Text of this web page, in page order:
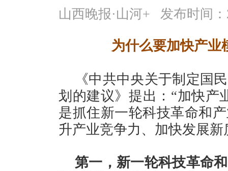
山西晚报·山河+ 发布时间：
为什么要加快产业
《中共中央关于制定国
划的建议》提出：“加快产
是抓住新一轮科技革命和
升产业竞争力、加快发展
第一，新一轮科技革命